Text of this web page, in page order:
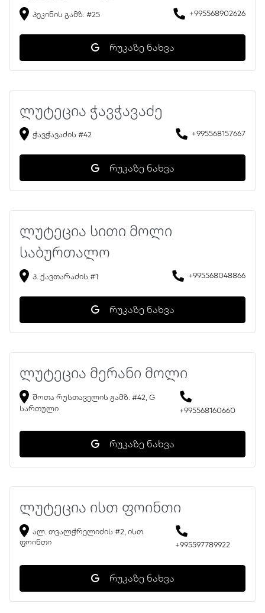
პეკინის გამზ. #25 +995568902626
რუკაზე ნახვა
ლუტეცია ჭავჭავაძე
ჭავჭავაძის #42 +995568157667
რუკაზე ნახვა
ლუტეცია სითი მოლი
საბურთალო
პ. ქავთარაძის #1 +995568048866
რუკაზე ნახვა
ლუტეცია მერანი მოლი
შოთა რუსთაველის გამზ. #42, G
სართული
+995568160660
რუკაზე ნახვა
ლუტეცია ისთ ფოინთი
ალ. თვალჭრელიძის #2, ისთ
ფოინთი
+995597789922
რუკაზე ნახვა